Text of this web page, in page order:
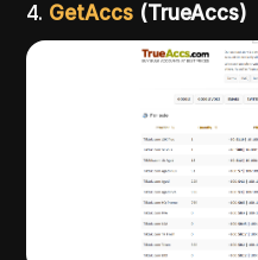
4. GetAccs (TrueAccs)